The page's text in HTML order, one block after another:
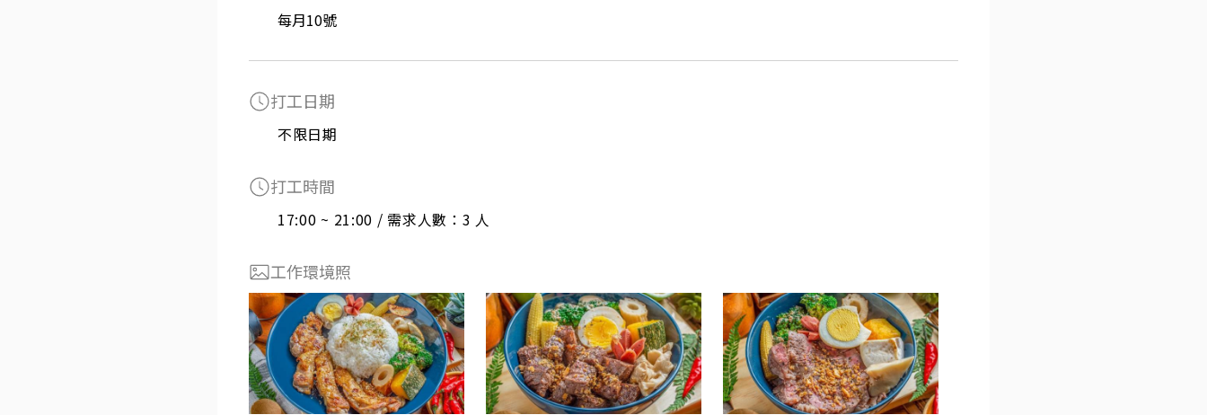
每月10號
打工日期
不限日期
打工時間
17:00 ~ 21:00 / 需求人數：3 人
工作環境照